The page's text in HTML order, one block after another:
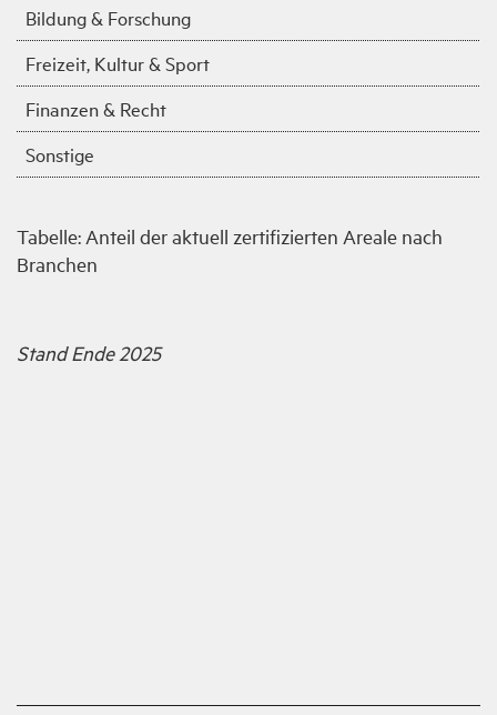
Bildung & Forschung
Freizeit, Kultur & Sport
Finanzen & Recht
Sonstige
Tabelle: Anteil der aktuell zertifizierten Areale nach
Branchen
Stand Ende 2025